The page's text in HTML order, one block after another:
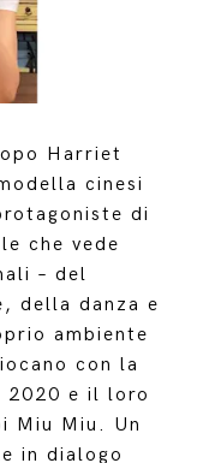
Harriet
cinesi
di
che vede
– del
della danza e
ambiente
con la
2020 e il loro
Miu Miu. Un
in dialogo